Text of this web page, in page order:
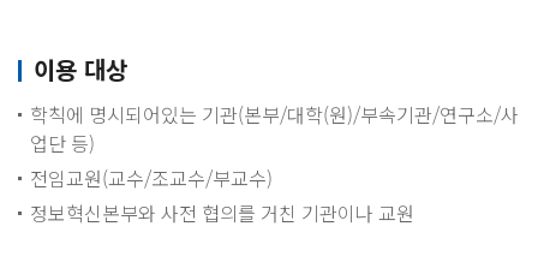
이용 대상
학칙에 명시되어있는 기관(본부/대학(원)/부속기관/연구소/사
업단 등)
전임교원(교수/조교수/부교수)
정보혁신본부와 사전 협의를 거친 기관이나 교원